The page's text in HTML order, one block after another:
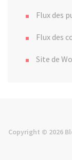
Flux des
Flux des
Site de
Copyright © 2026